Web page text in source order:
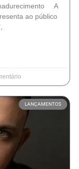
A
ao público
LANÇAMENTOS